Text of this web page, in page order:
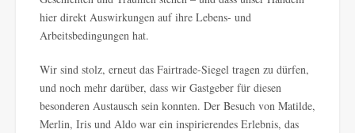
hier direkt Auswirkungen auf ihre Lebens- und
Arbeitsbedingungen hat.
Wir sind stolz, erneut das Fairtrade-Siegel tragen zu dürfen,
und noch mehr darüber, dass wir Gastgeber für diesen
besonderen Austausch sein konnten. Der Besuch von Matilde,
Merlin, Iris und Aldo war ein inspirierendes Erlebnis, das